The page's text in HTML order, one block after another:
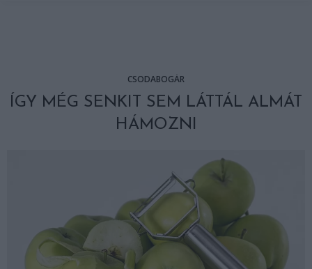
CSODABOGÁR
ÍGY MÉG SENKIT SEM LÁTTÁL ALMÁT
HÁMOZNI